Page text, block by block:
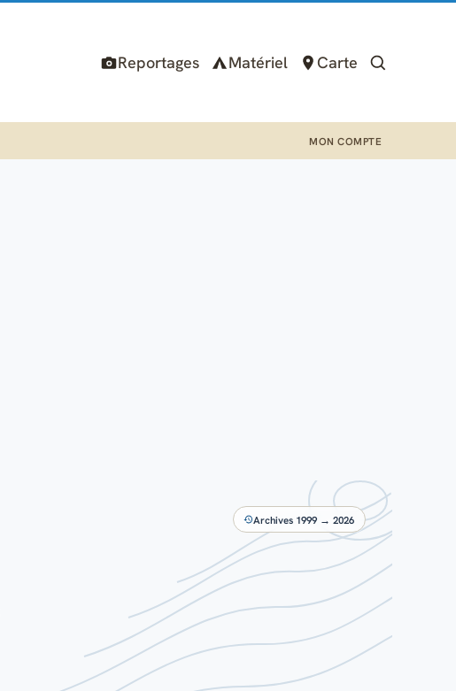
Reportages Matériel Carte
MON COMPTE
Archives 1999 → 2026